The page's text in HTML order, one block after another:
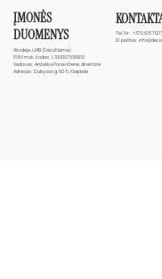
ĮMONĖS
DUOMENYS
Atvidėja, UAB (DecoNamai)
PVM mok. kodas: L100007599910
Vadovas: Anželika Pocevičienė, direktorė
Adresas: Dubysos g. 60-5, Klaipėda
Tel. Nr.: +370 613
El. paštas: